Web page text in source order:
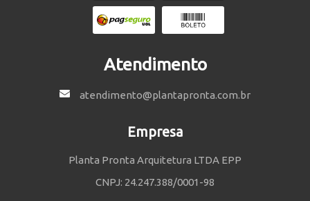
Atendimento
atendimento@plantapronta.com.br
Empresa
Planta Pronta Arquitetura LTDA EPP
CNPJ: 24.247.388/0001-98